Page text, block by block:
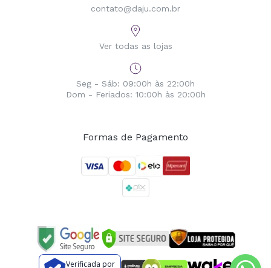
contato@daju.com.br
Ver todas as lojas
Seg - Sáb: 09:00h às 22:00h
Dom - Feriados: 10:00h às 20:00h
Formas de Pagamento
Verificada por